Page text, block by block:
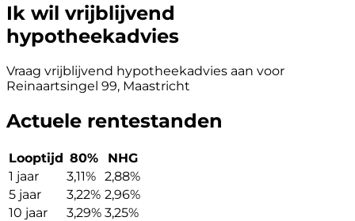
Ik wil vrijblijvend
hypotheekadvies
Vraag vrijblijvend hypotheekadvies aan voor
Reinaartsingel 99, Maastricht
Actuele rentestanden
Looptijd 80%
NHG
1 jaar
3,11% 2,88%
5 jaar
3,22% 2,96%
10 jaar
3,29% 3,25%